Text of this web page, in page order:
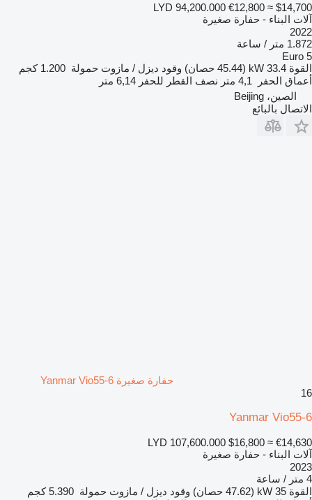
LYD 94,200.000 €12,800 ≈ $14,700
آلات البناء - حفارة صغيرة
2022
1.872 متر / ساعة
Euro 5
القوة 33.4 kW (45.44 حصان) وقود ديزل / مازوت حمولة 1.200 كجم
أعماق الحفر
4,1 متر نصف القطر للحفر 6,14 متر
الصين، Beijing
الاتصال بالبائع
حفارة صغيرة Yanmar Vio55-6
16
Yanmar Vio55-6
LYD 107,600.000 $16,800 ≈ €14,630
آلات البناء - حفارة صغيرة
2023
4 متر / ساعة
القوة 35 kW (47.62 حصان) وقود ديزل / مازوت حمولة 5.390 كجم